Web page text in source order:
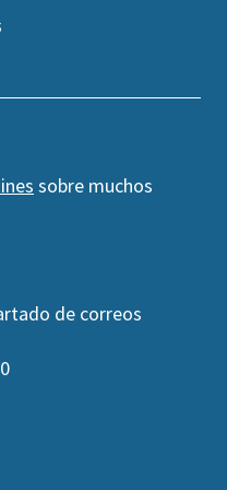
de correos
sobre muchos